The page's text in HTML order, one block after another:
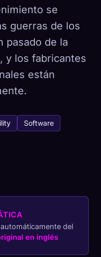
se
guerras de los
pasado de la
y los fabricantes
están
Software
del
en inglés